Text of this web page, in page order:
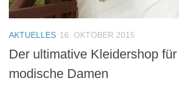
AKTUELLES 16. OKTOBER 2015
Der ultimative Kleidershop
modische Damen